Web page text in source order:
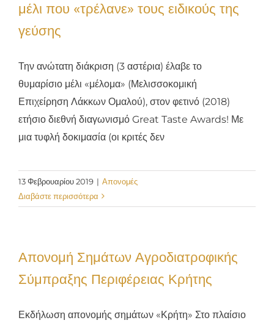
μέλι που «τρέλανε» τους ειδικούς της
γεύσης
Την ανώτατη διάκριση (3 αστέρια) έλαβε το
θυμαρίσιο μέλι «μέλομα» (Μελισσοκομική
Επιχείρηση Λάκκων Ομαλού), στον φετινό (2018)
ετήσιο διεθνή διαγωνισμό Great Taste Awards! Με
μια τυφλή δοκιμασία (οι κριτές δεν
13 Φεβρουαρίου 2019 | Απονομές
Διαβάστε περισσότερα
Απονομή Σημάτων Αγροδιατροφικής
Σύμπραξης Περιφέρειας Κρήτης
Εκδήλωση απονομής σημάτων «Κρήτη» Στο πλαίσιο